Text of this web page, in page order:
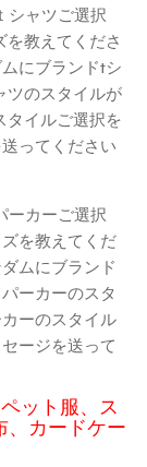
シャツご選択
教えてくださ
にブランドtシ
ツのスタイルが
タイルご選択を
ってください
ーカーご選択
を教えてくだ
ムにブランド
ーカーのスタ
ーのスタイル
ージを送って
ット服、ス
、カードケー